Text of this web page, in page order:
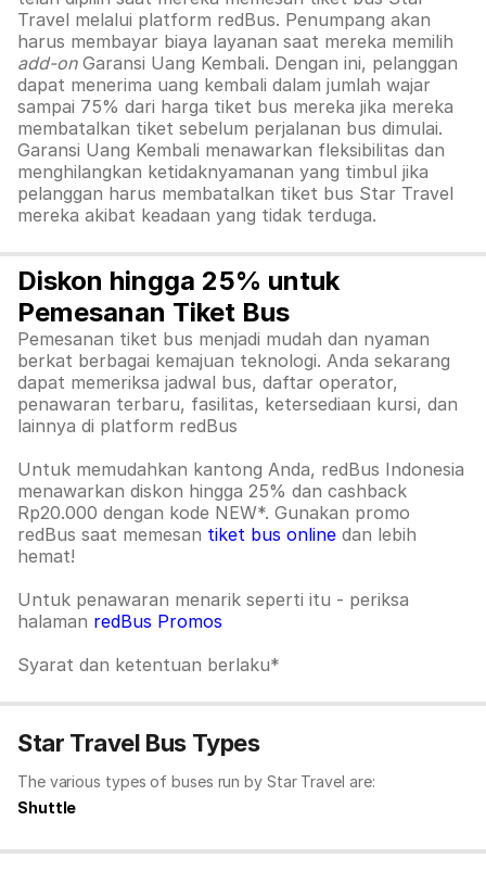
Travel melalui platform redBus. Penumpang akan
harus membayar biaya layanan saat mereka memilih
add-onGaransi Uang Kembali. Dengan ini, pelanggan
dapat menerima uang kembali dalam jumlah wajar
sampai 75% dari harga tiket bus mereka jika mereka
membatalkan tiket sebelum perjalanan bus dimulai.
Garansi Uang Kembali menawarkan fleksibilitas dan
menghilangkan ketidaknyamanan yang timbul jika
pelanggan harus membatalkan tiket bus Star Travel
mereka akibat keadaan yang tidak terduga.
Diskon hingga 25% untuk
Pemesanan Tiket Bus
Pemesanan tiket bus menjadi mudah dan nyaman
berkat berbagai kemajuan teknologi. Anda sekarang
dapat memeriksa jadwal bus, daftar operator,
penawaran terbaru, fasilitas, ketersediaan kursi, dan
lainnya di platform redBus
Untuk memudahkan kantong Anda, redBus Indonesia
menawarkan diskon hingga 25% dan cashback
Rp20.000 dengan kode NEW*. Gunakan promo
redBus saat memesan tiket bus online dan lebih
hemat!
Untuk penawaran menarik seperti itu - periksa
halaman redBus Promos
Syarat dan ketentuan berlaku*
Star Travel Bus Types
The various types of buses run by Star Travel are:
Shuttle